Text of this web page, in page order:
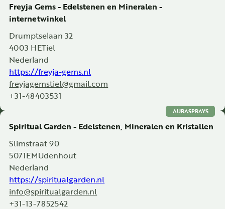
Freyja Gems - Edelstenen en Mineralen -
internetwinkel
Drumptselaan 32
4003 HETiel
Nederland
https://freyja-gems.nl
freyjagemstiel@gmail.com
+31-48403531
Spiritual Garden - Edelstenen, Mineralen en Kristallen
Slimstraat 90
5071EMUdenhout
Nederland
https://spiritualgarden.nl
info@spiritualgarden.nl
+31-13-7852542
AURASPRAYS